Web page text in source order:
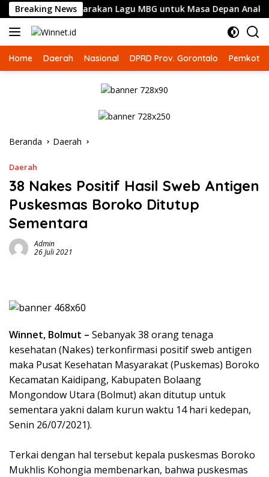
Langsung
ke
konten
Breaking News
Suarakan Lagu MBG untuk Masa Depan Anak Bangsa
Home Daerah Nasional DPRD Prov. Gorontalo Pemkot
Beranda Daerah
Daerah
38 Nakes Positif Hasil Sweb Antigen
Puskesmas Boroko Ditutup
Sementara
Admin
26 Juli 2021
Winnet, Bolmut – Sebanyak 38 orang tenaga
kesehatan (Nakes) terkonfirmasi positif sweb antigen
maka Pusat Kesehatan Masyarakat (Puskemas) Boroko
Kecamatan Kaidipang, Kabupaten Bolaang
Mongondow Utara (Bolmut) akan ditutup untuk
sementara yakni dalam kurun waktu 14 hari kedepan,
Senin 26/07/2021).
Terkai dengan hal tersebut kepala puskesmas Boroko
Mukhlis Kohongia membenarkan, bahwa puskesmas